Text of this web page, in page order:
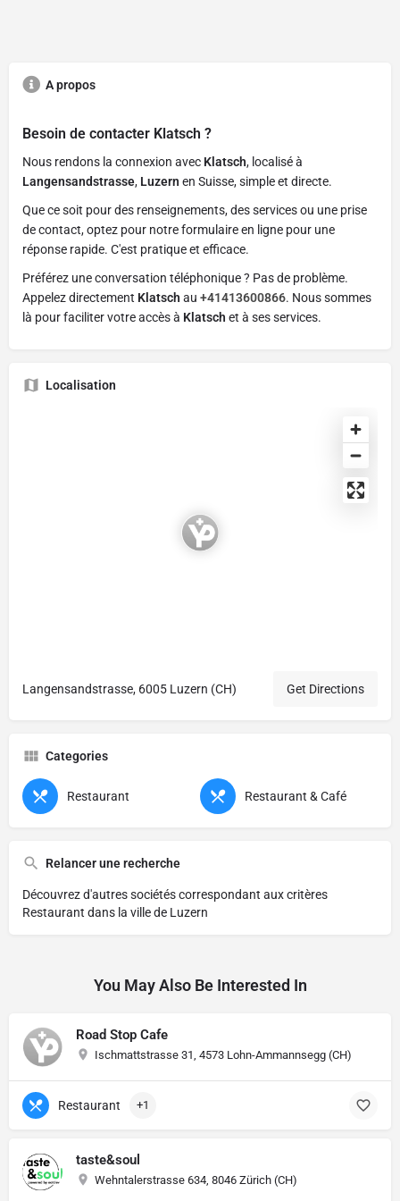
A propos
Besoin de contacter Klatsch ?
Nous rendons la connexion avec Klatsch, localisé à
Langensandstrasse, Luzern en Suisse, simple et directe.
Que ce soit pour des renseignements, des services ou une prise
de contact, optez pour notre formulaire en ligne pour une
réponse rapide. C'est pratique et efficace.
Préférez une conversation téléphonique ? Pas de problème.
Appelez directement Klatsch au +41413600866. Nous sommes
là pour faciliter votre accès à Klatsch et à ses services.
Localisation
Langensandstrasse, 6005 Luzern (CH) Get Directions
Categories
Restaurant Restaurant & Café
Relancer une recherche
Découvrez d'autres sociétés correspondant aux critères
Restaurant dans la ville de Luzern
You May Also Be Interested In
Road Stop Cafe
Ischmattstrasse 31, 4573 Lohn-Ammannsegg (CH)
Restaurant +1
taste&soul
Wehntalerstrasse 634, 8046 Zürich (CH)